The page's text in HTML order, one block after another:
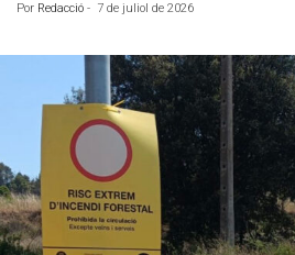
Por Redacció - 7 de juliol de 2026